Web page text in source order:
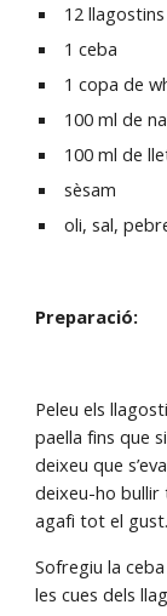
12 llagostins
1 ceba
1 copa de
100 ml de
100 ml de
sèsam
oli, sal,
Preparació:
Peleu els
paella fins que
deixeu que
deixeu-ho
agafi tot el gust.
Sofregiu la
les cues dels